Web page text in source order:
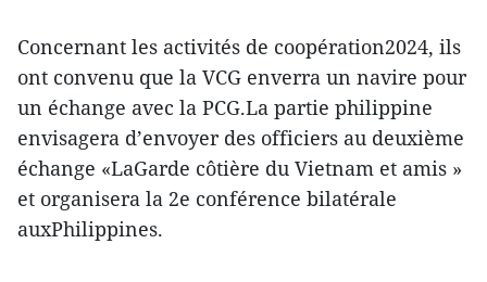
Concernant les activités de coopération2024, ils
ont convenu que la VCG enverra un navire pour
un échange avec la PCG.La partie philippine
envisagera d’envoyer des officiers au deuxième
échange «LaGarde côtière du Vietnam et amis »
et organisera la 2e conférence bilatérale
auxPhilippines.